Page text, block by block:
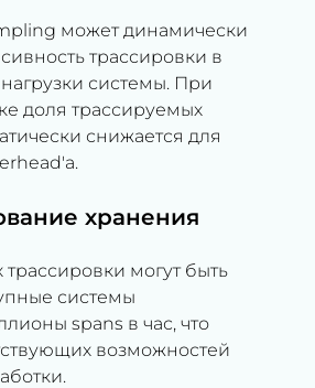
может динамически
трассировки в
системы. При
доля трассируемых
снижается для
хранения
могут быть
системы
spans в час, что
возможностей